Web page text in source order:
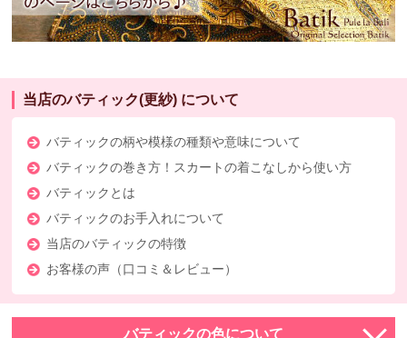
当店のバティック(更紗) について
バティックの柄や模様の種類や意味について
バティックの巻き方！スカートの着こなしから使い方
バティックとは
バティックのお手入れについて
当店のバティックの特徴
お客様の声（口コミ＆レビュー）
バティックの色について